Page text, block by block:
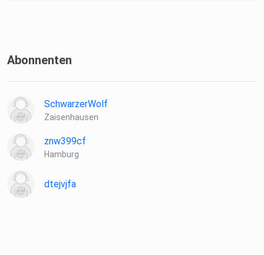
Abonnenten
SchwarzerWolf
Zaisenhausen
znw399cf
Hamburg
dtejvjfa